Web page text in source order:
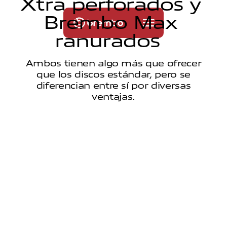
Xtra perforados y
Brembo Max
ranurados
Ambos tienen algo más que ofrecer
que los discos estándar, pero se
diferencian entre sí por diversas
ventajas.